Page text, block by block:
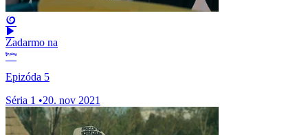
Zadarmo na
Epizóda 5
Séria 1 •20. nov 2021